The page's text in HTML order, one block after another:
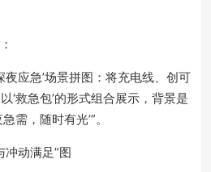
夜应急’场景拼图：将充电线、创可
‘救急包’的形式组合展示，背景是
需，随时有光’”。
冲动满足”图